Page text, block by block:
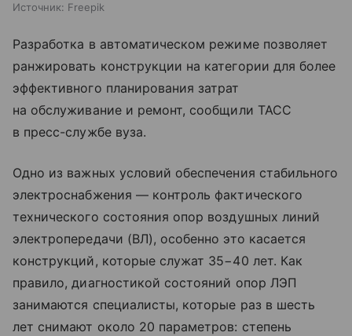
Источник: Freepik
Разработка в автоматическом режиме позволяет
ранжировать конструкции на категории для более
эффективного планирования затрат
на обслуживание и ремонт, сообщили ТАСС
в пресс-службе вуза.
Одно из важных условий обеспечения стабильного
электроснабжения — контроль фактического
технического состояния опор воздушных линий
электропередачи (ВЛ), особенно это касается
конструкций, которые служат 35−40 лет. Как
правило, диагностикой состояний опор ЛЭП
занимаются специалисты, которые раз в шесть
лет снимают около 20 параметров: степень